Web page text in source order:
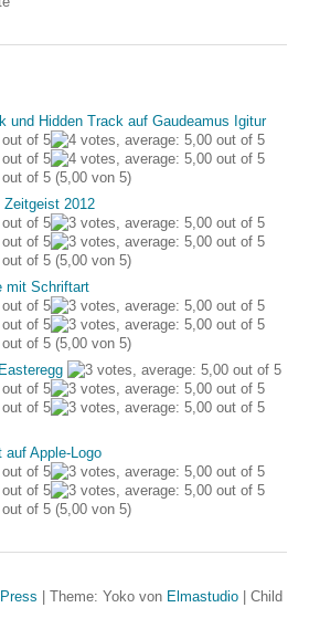
und Hidden Track auf Gaudeamus Igitur
(5,00 von 5)
Zeitgeist 2012
(5,00 von 5)
mit Schriftart
(5,00 von 5)
auf Apple-Logo
(5,00 von 5)
Theme: Yoko von Elmastudio
Child